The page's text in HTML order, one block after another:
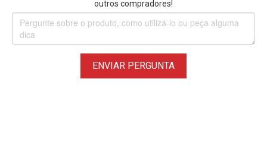
Proteção contra choque
OSSD T5 da Samsungnão possui peças móveis e possui
outros compradores!
ENVIAR PERGUNTA